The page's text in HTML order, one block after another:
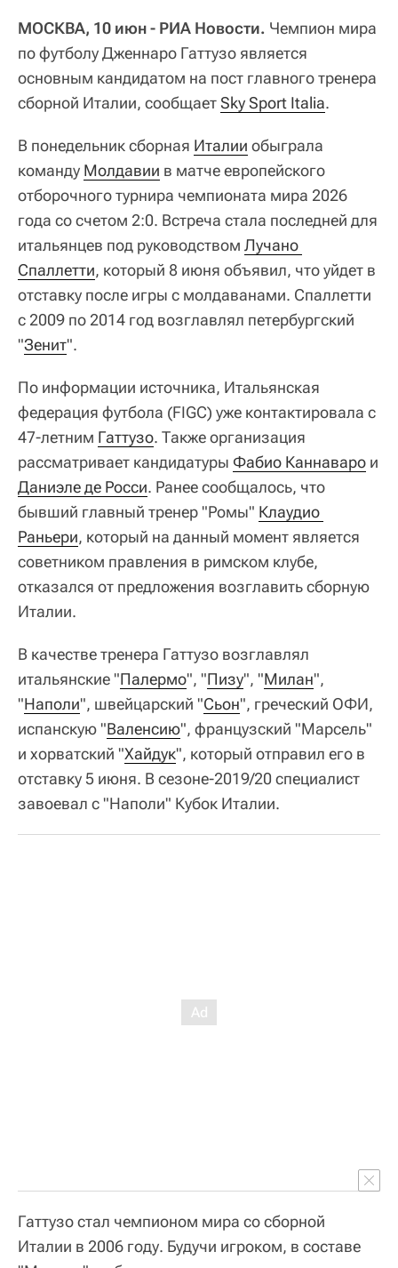
МОСКВА, 10 июн - РИА Новости. Чемпион мира
по футболу Дженнаро Гаттузо является
основным кандидатом на пост главного тренера
сборной Италии, сообщаетSky Sport Italia.
В понедельник сборная Италии обыграла
команду Молдавии в матче европейского
отборочного турнира чемпионата мира 2026
года со счетом 2:0. Встреча стала последней для
итальянцев под руководством Лучано
Спаллетти, который 8 июня объявил, что уйдет в
отставку после игры с молдаванами. Спаллетти
с 2009 по 2014 год возглавлял петербургский
"Зенит".
По информации источника, Итальянская
федерация футбола (FIGC) уже контактировала с
47-летним Гаттузо. Также организация
рассматривает кандидатуры Фабио Каннаваро и
Даниэле де Росси. Ранее сообщалось, что
бывший главный тренер "Ромы" Клаудио
Раньери, который на данный момент является
советником правления в римском клубе,
отказался от предложения возглавить сборную
Италии.
В качестве тренера Гаттузо возглавлял
итальянские "Палермо", "Пизу", "Милан",
"Наполи", швейцарский "Сьон", греческий ОФИ,
испанскую "Валенсию", французский "Марсель"
и хорватский "Хайдук", который отправил его в
отставку 5 июня. В сезоне-2019/20 специалист
завоевал с "Наполи" Кубок Италии.
Гаттузо стал чемпионом мира со сборной
Италии в 2006 году. Будучи игроком, в составе